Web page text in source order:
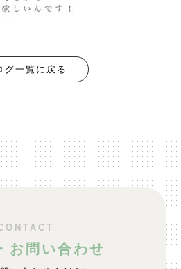
グ一覧に戻る
お問い合わせ